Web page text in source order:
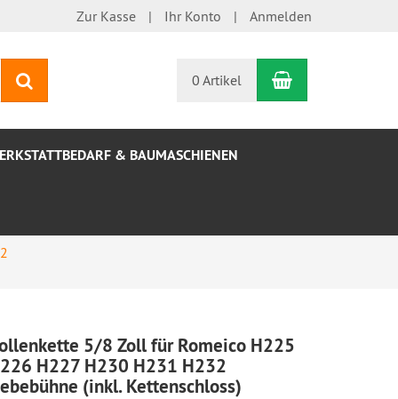
Zur Kasse Ihr Konto Anmelden
0 Artikel Warenkorb
& BAUMASCHIENEN
5/8 Zoll für Romeico H225
H227 H230 H231 H232
(inkl. Kettenschloss)